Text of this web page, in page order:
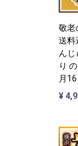
敬老
送料
ん
り
月
¥